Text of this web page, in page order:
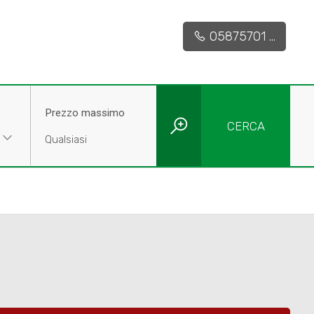
05875701 ...
Prezzo massimo
CERCA